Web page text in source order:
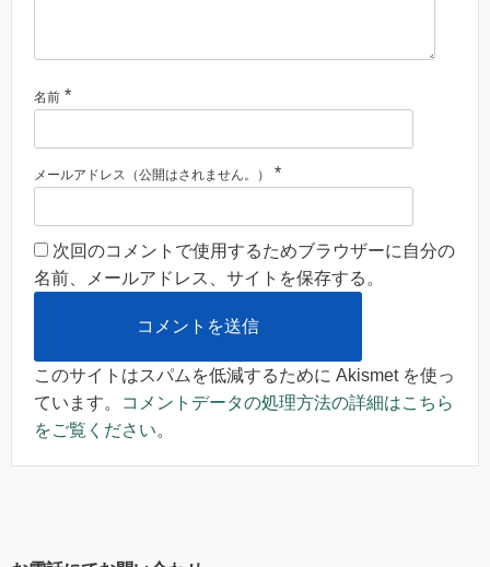
名前 *
メールアドレス（公開はされません。） *
次回のコメントで使用するためブラウザーに自分の
名前、メールアドレス、サイトを保存する。
このサイトはスパムを低減するために Akismet を使っ
ています。
コメントデータの処理方法の詳細はこちら
をご覧ください。